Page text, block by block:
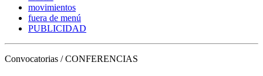
movimientos
fuera de menú
PUBLICIDAD
Convocatorias / CONFERENCIAS